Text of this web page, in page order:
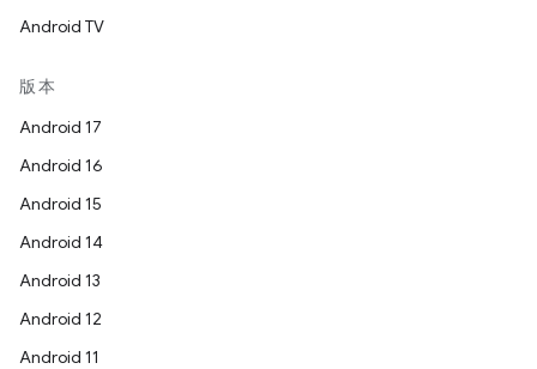
Android TV
版本
Android 17
Android 16
Android 15
Android 14
Android 13
Android 12
Android 11